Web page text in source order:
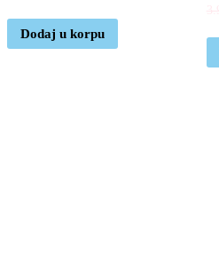
Dodaj u korpu